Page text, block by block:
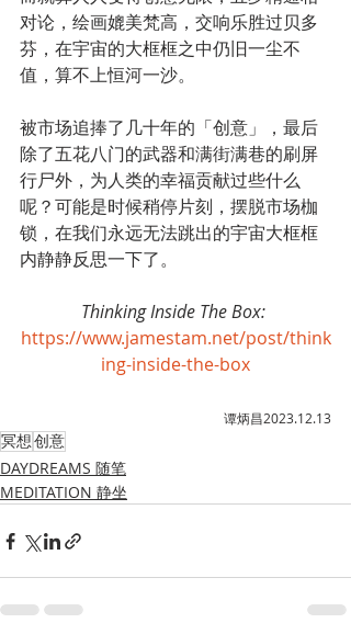
对论，绘画媲美梵高，交响乐胜过贝多
芬，在宇宙的大框框之中仍旧一尘不
值，算不上恒河一沙。
被市场追捧了几十年的「创意」，最后
除了五花八门的武器和满街满巷的刷屏
行尸外，为人类的幸福贡献过些什么
呢？可能是时候稍停片刻，摆脱市场枷
锁，在我们永远无法跳出的宇宙大框框
内静静反思一下了。
Thinking Inside The Box:
https://www.jamestam.net/post/think
ing-inside-the-box
谭炳昌2023.12.13
冥想创意
DAYDREAMS 随笔
MEDITATION 静坐